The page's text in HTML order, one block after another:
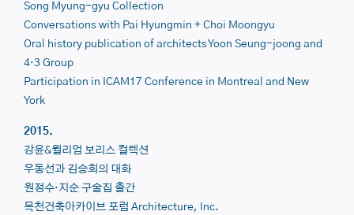
Song Myung-gyu Collection
Conversations with Pai Hyungmin + Choi Moongyu
Oral history publication of architectsYoon Seung-joong and
4·3 Group
Participation in ICAM17 Conference in Montreal and New
York
2015.
강윤&윌리엄 보리스 컬렉션
우동선과 김승회의 대화
원정수·지순 구술집 출간
목천건축아카이브 포럼 Architecture, Inc.